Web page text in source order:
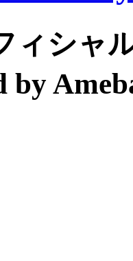
ィシャ
by